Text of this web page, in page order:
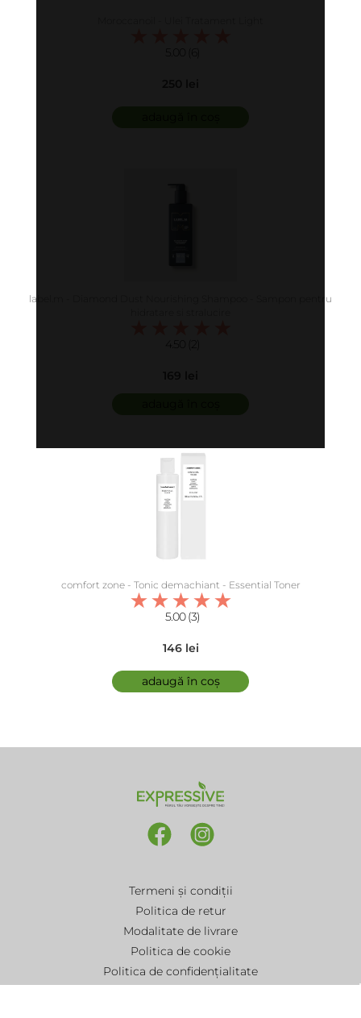
5.00 (6)
label.m - Diamond Dust Nourishing Shampoo - Sampon pentru
4.50 (2)
comfort zone - Tonic demachiant - Essential Toner
5.00 (3)
146 lei
adaugă în coș
Termeni și condiții
Politica de retur
Modalitate de livrare
Politica de cookie
Politica de confidențialitate